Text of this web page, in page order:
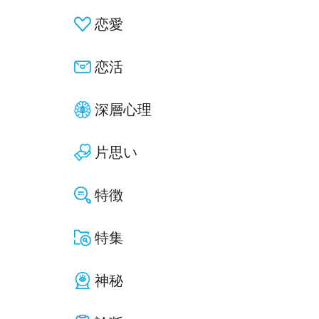
恋愛
恋活
深層心理
片思い
特徴
特集
神秘